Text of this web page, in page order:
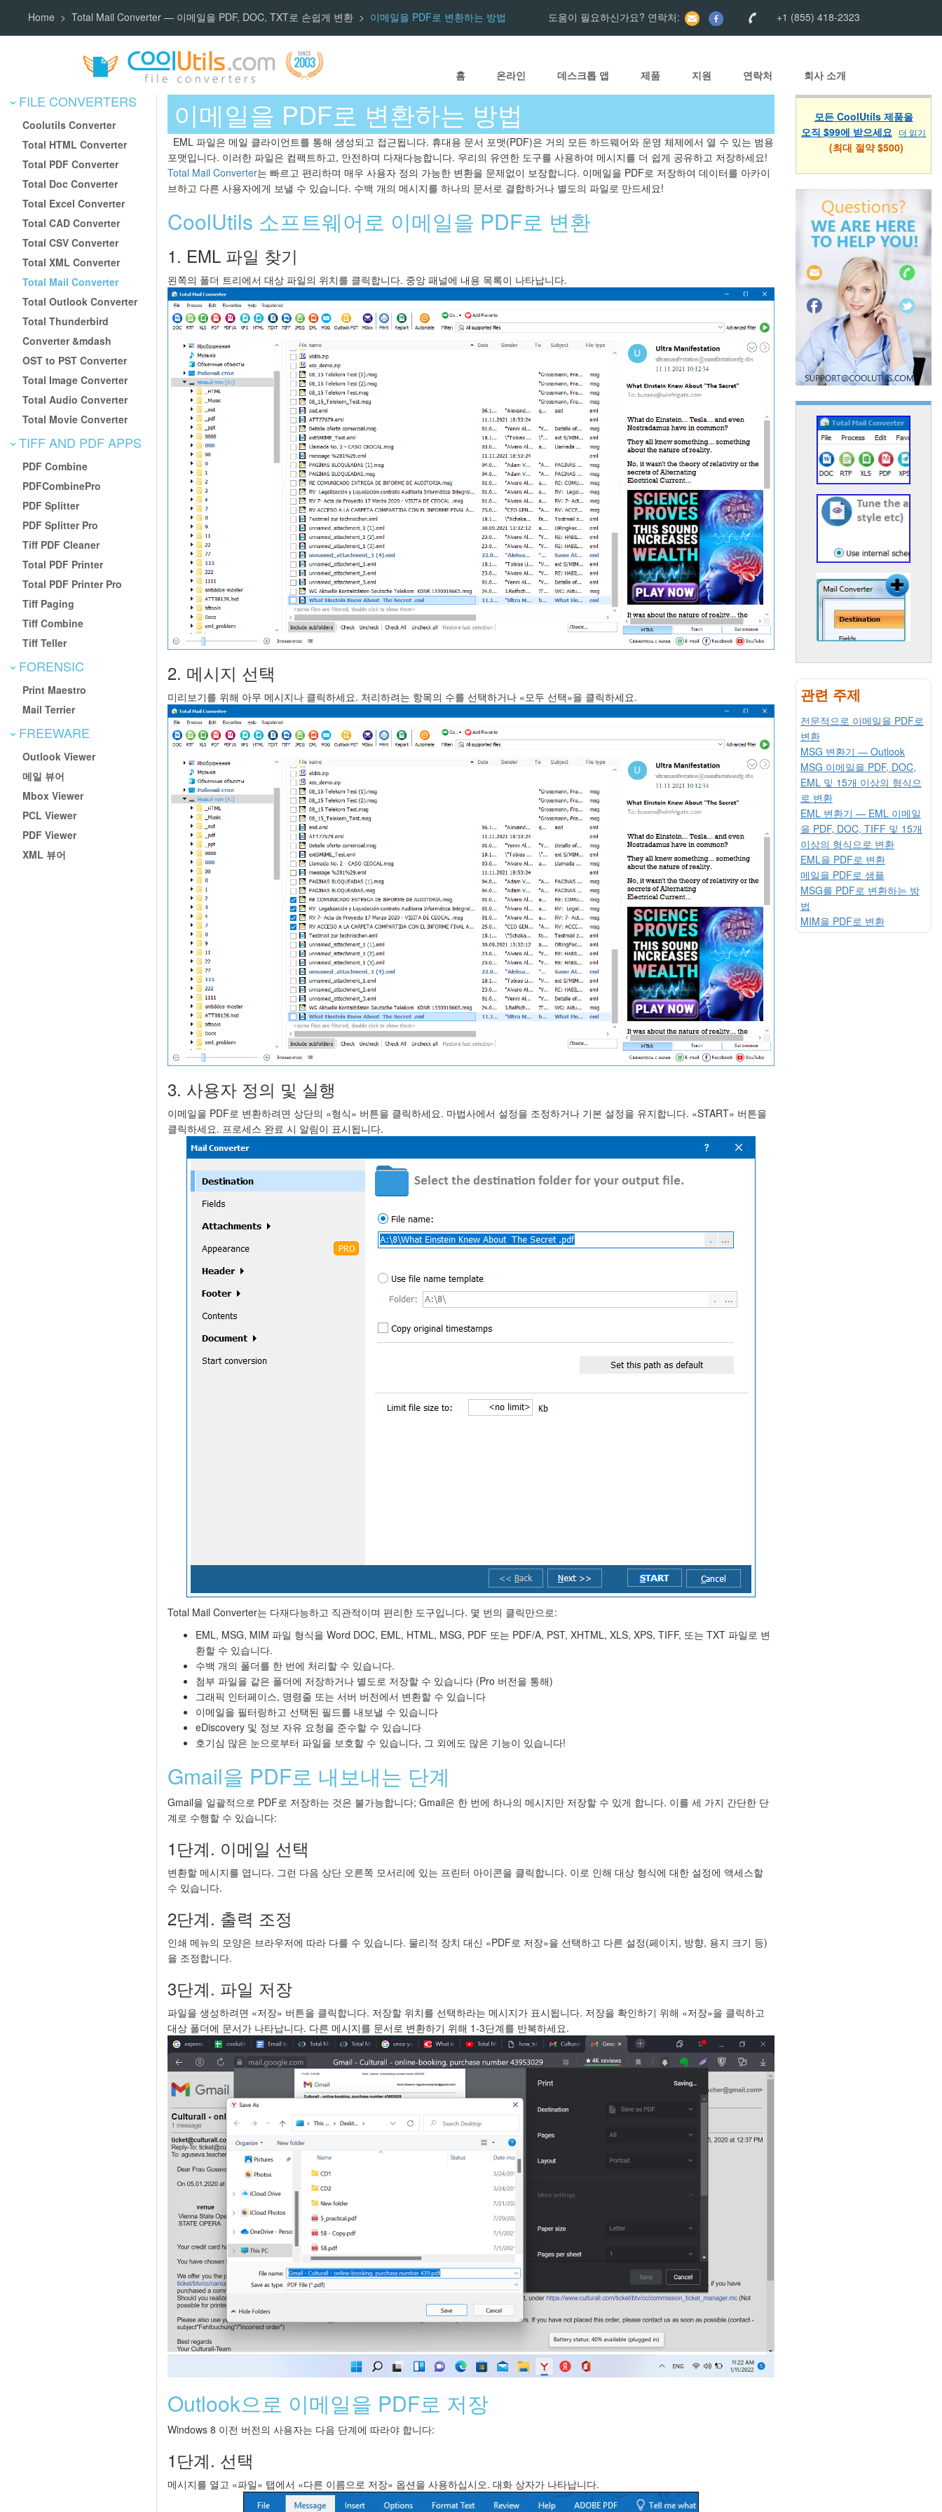
Home Total Mail Converter — 이메일을 PDF, DOC, TXT로 손쉽게 변환 이메일을 PDF로 변환하는 방법 도움이 필요하신가요? 연락처: +1 (855) 418-2323
홈 온라인 데스크톱 앱 제품 지원 연락처 회사 소개
FILE CONVERTERS
Coolutils Converter
Total HTML Converter
Total PDF Converter
Total Doc Converter
Total Excel Converter
Total CAD Converter
Total CSV Converter
Total XML Converter
Total Mail Converter
Total Outlook Converter
Total Thunderbird
Converter &mdash
OST to PST Converter
Total Image Converter
Total Audio Converter
Total Movie Converter
TIFF AND PDF APPS
PDF Combine
PDFCombinePro
PDF Splitter
PDF Splitter Pro
Tiff PDF Cleaner
Total PDF Printer
Total PDF Printer Pro
Tiff Paging
Tiff Combine
Tiff Teller
FORENSIC
Print Maestro
Mail Terrier
FREEWARE
Outlook Viewer
메일 뷰어
Mbox Viewer
PCL Viewer
PDF Viewer
XML 뷰어
이메일을 PDF로 변환하는 방법
EML 파일은 메일 클라이언트를 통해 생성되고 접근됩니다. 휴대용 문서 포맷(PDF)은 거의 모든 하드웨어와 운영 체제에서 열 수 있는 범용
포맷입니다. 이러한 파일은 컴팩트하고, 안전하며 다재다능합니다. 우리의 유연한 도구를 사용하여 메시지를 더 쉽게 공유하고 저장하세요!
Total Mail Converter는 빠르고 편리하며 매우 사용자 정의 가능한 변환을 문제없이 보장합니다. 이메일을 PDF로 저장하여 데이터를 아카이
브하고 다른 사용자에게 보낼 수 있습니다. 수백 개의 메시지를 하나의 문서로 결합하거나 별도의 파일로 만드세요!
CoolUtils 소프트웨어로 이메일을 PDF로 변환
1. EML 파일 찾기
왼쪽의 폴더 트리에서 대상 파일의 위치를 클릭합니다. 중앙 패널에 내용 목록이 나타납니다.
2. 메시지 선택
미리보기를 위해 아무 메시지나 클릭하세요. 처리하려는 항목의 수를 선택하거나 «모두 선택»을 클릭하세요.
3. 사용자 정의 및 실행
이메일을 PDF로 변환하려면 상단의 «형식» 버튼을 클릭하세요. 마법사에서 설정을 조정하거나 기본 설정을 유지합니다. «START» 버튼을
클릭하세요. 프로세스 완료 시 알림이 표시됩니다.
Total Mail Converter는 다재다능하고 직관적이며 편리한 도구입니다. 몇 번의 클릭만으로:
EML, MSG, MIM 파일 형식을 Word DOC, EML, HTML, MSG, PDF 또는 PDF/A, PST, XHTML, XLS, XPS, TIFF, 또는 TXT 파일로 변
환할 수 있습니다.
수백 개의 폴더를 한 번에 처리할 수 있습니다.
첨부 파일을 같은 폴더에 저장하거나 별도로 저장할 수 있습니다 (Pro 버전을 통해)
그래픽 인터페이스, 명령줄 또는 서버 버전에서 변환할 수 있습니다
이메일을 필터링하고 선택된 필드를 내보낼 수 있습니다
eDiscovery 및 정보 자유 요청을 준수할 수 있습니다
호기심 많은 눈으로부터 파일을 보호할 수 있습니다, 그 외에도 많은 기능이 있습니다!
Gmail을 PDF로 내보내는 단계
Gmail을 일괄적으로 PDF로 저장하는 것은 불가능합니다; Gmail은 한 번에 하나의 메시지만 저장할 수 있게 합니다. 이를 세 가지 간단한 단
계로 수행할 수 있습니다:
1단계. 이메일 선택
변환할 메시지를 엽니다. 그런 다음 상단 오른쪽 모서리에 있는 프린터 아이콘을 클릭합니다. 이로 인해 대상 형식에 대한 설정에 액세스할
수 있습니다.
2단계. 출력 조정
인쇄 메뉴의 모양은 브라우저에 따라 다를 수 있습니다. 물리적 장치 대신 «PDF로 저장»을 선택하고 다른 설정(페이지, 방향, 용지 크기 등)
을 조정합니다.
3단계. 파일 저장
파일을 생성하려면 «저장» 버튼을 클릭합니다. 저장할 위치를 선택하라는 메시지가 표시됩니다. 저장을 확인하기 위해 «저장»을 클릭하고
대상 폴더에 문서가 나타납니다. 다른 메시지를 문서로 변환하기 위해 1-3단계를 반복하세요.
Outlook으로 이메일을 PDF로 저장
Windows 8 이전 버전의 사용자는 다음 단계에 따라야 합니다:
1단계. 선택
메시지를 열고 «파일» 탭에서 «다른 이름으로 저장» 옵션을 사용하십시오. 대화 상자가 나타납니다.
모든 CoolUtils 제품을
오직 $99에 받으세요
더 읽기
(최대 절약 $500)
관련 주제
전문적으로 이메일을 PDF로
변환
MSG 변환기 — Outlook
MSG 이메일을 PDF, DOC,
EML 및 15개 이상의 형식으
로 변환
EML 변환기 — EML 이메일
을 PDF, DOC, TIFF 및 15개
이상의 형식으로 변환
EML을 PDF로 변환
메일을 PDF로 샘플
MSG를 PDF로 변환하는 방
법
MIM을 PDF로 변환